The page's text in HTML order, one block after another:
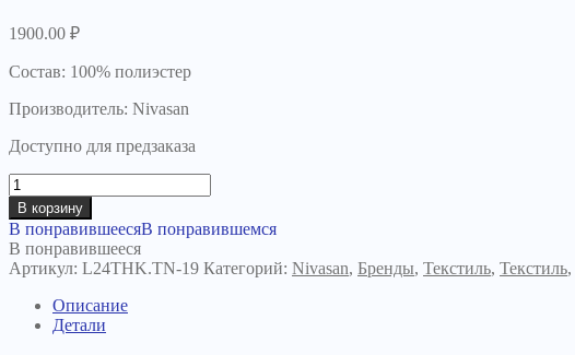
1900.00 ₽
Состав: 100% полиэстер
Производитель: Nivasan
Доступно для предзаказа
Количество
товара
Шторы
Тюльпан
серая
В корзину
В понравившеесяВ понравившемся
В понравившееся
Артикул: L24THK.TN-19 Категорий: Nivasan, Бренды, Текстиль, Текстиль,
Описание
Детали